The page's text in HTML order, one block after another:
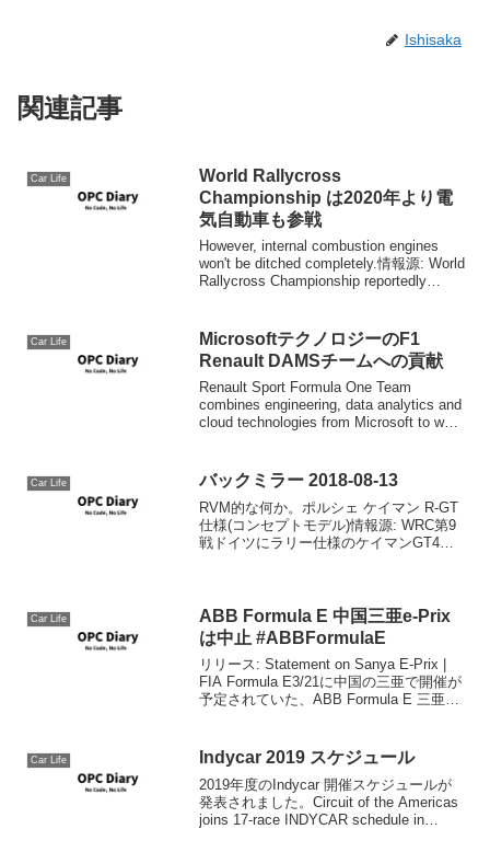
Ishisaka
関連記事
Car Life
World Rallycross
Championship は2020年より電
気自動車も参戦
However, internal combustion engines
won't be ditched completely.情報源: World
Rallycross Championship reportedly
Car Life
MicrosoftテクノロジーのF1
Renault DAMSチームへの貢献
Renault Sport Formula One Team
combines engineering, data analytics and
cloud technologies from Microsoft to work
Car Life バックミラー 2018-08-13
RVM的な何か。ポルシェ ケイマン R-GT
仕様(コンセプトモデル)情報源: WRC第9
戦ドイツにラリー仕様のケイマンGT4が
Car Life
ABB Formula E 中国三亜e-Prix
は中止 #ABBFormulaE
リリース: Statement on Sanya E-Prix |
FIA Formula E3/21に中国の三亜で開催が
予定されていた、ABB Formula E 三亜e-
Car Life Indycar 2019 スケジュール
2019年度のIndycar 開催スケジュールが
発表されました。Circuit of the Americas
joins 17-race INDYCAR schedule in